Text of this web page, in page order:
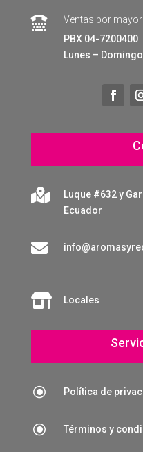

Ventas por mayor
PBX 04-7200400
Lunes –

Luque #632 y
Ecuador

 Locales
\ Política de
\ Términos y